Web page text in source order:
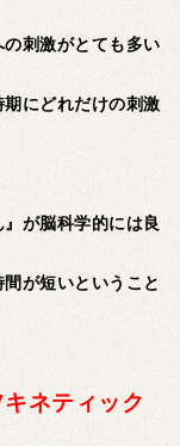
刺激がとても多い
にどれだけの刺激
が脳科学的には良
が短いということ
ネティック